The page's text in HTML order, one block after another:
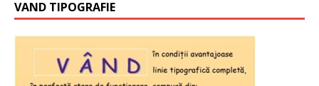
VAND TIPOGRAFIE